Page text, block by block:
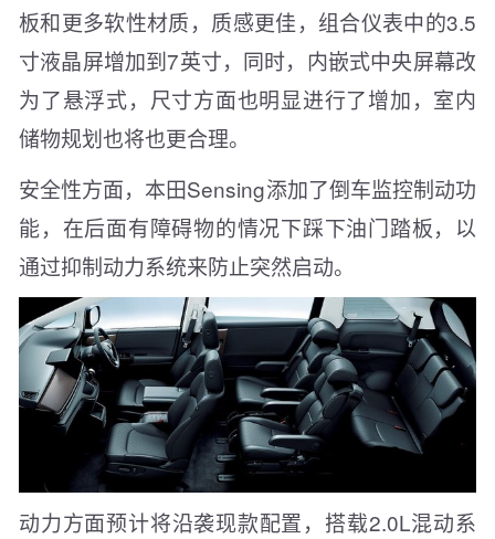
板和更多软性材质，质感更佳，组合仪表中的3.5
寸液晶屏增加到7英寸，同时，内嵌式中央屏幕改
为了悬浮式，尺寸方面也明显进行了增加，室内
储物规划也将也更合理。
安全性方面，本田Sensing添加了倒车监控制动功
能，在后面有障碍物的情况下踩下油门踏板，以
通过抑制动力系统来防止突然启动。
动力方面预计将沿袭现款配置，搭载2.0L混动系